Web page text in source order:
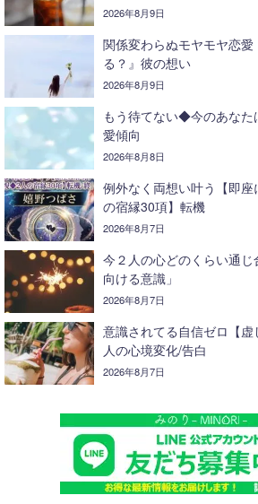
2026年8月9日
関係変わらぬモヤモヤ恋
る？』彼の想い
2026年8月9日
もう待てない◆今のあなた
愛傾向
2026年8月8日
例外なく両想い叶う【即
の宿縁30項】転機
2026年8月7日
今２人の心どのくらい通
向ける意識」
2026年8月7日
意識されてる自信ゼロ【
人の心境変化/告白
2026年8月7日